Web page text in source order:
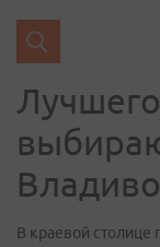
В краевой